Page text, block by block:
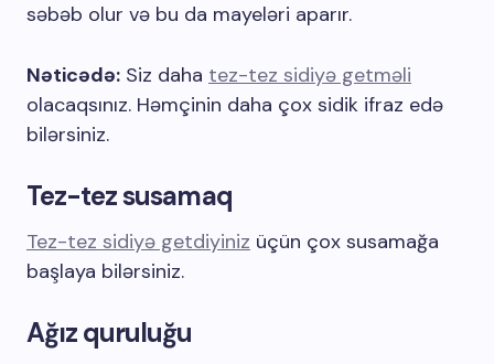
səbəb olur və bu da mayeləri aparır.
Nəticədə: Siz daha tez-tez sidiyə getməli
olacaqsınız. Həmçinin daha çox sidik ifraz edə
bilərsiniz.
Tez-tez susamaq
Tez-tez sidiyə getdiyiniz üçün çox susamağa
başlaya bilərsiniz.
Ağız quruluğu